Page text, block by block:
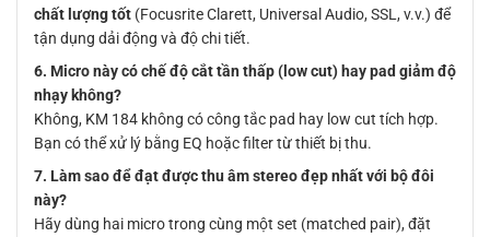
chất lượng tốt (Focusrite Clarett, Universal Audio, SSL, v.v.) để
tận dụng dải động và độ chi tiết.
6. Micro này có chế độ cắt tần thấp (low cut) hay pad giảm độ
nhạy không?
Không, KM 184 không có công tắc pad hay low cut tích hợp.
Bạn có thể xử lý bằng EQ hoặc filter từ thiết bị thu.
7. Làm sao để đạt được thu âm stereo đẹp nhất với bộ đôi
này?
Hãy dùng hai micro trong cùng một set (matched pair), đặt